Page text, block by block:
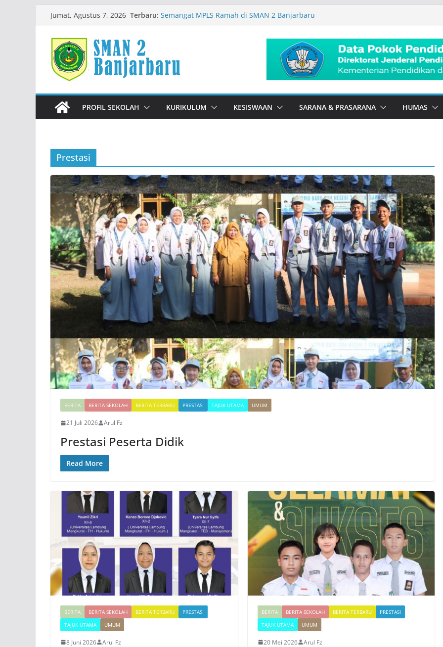
content
Jumat, Agustus 7, 2026 Terbaru: Semangat MPLS Ramah di SMAN 2 Banjarbaru
Siswa SMADA Belajar Seru Bareng Dosen Biologi FMIPA
ULM
PROFIL SEKOLAH KURIKULUM KESISWAAN SARANA & PRASARANA HUMAS
Prestasi
BERITA BERITA SEKOLAH BERITA TERBARU PRESTASI TAJUK UTAMA UMUM
21 Juli 2026 Arul Fz
Prestasi Peserta Didik
Read More
BERITA BERITA SEKOLAH BERITA TERBARU
PRESTASI
TAJUK UTAMA
UMUM
8 Juni 2026 Arul Fz
BERITA BERITA SEKOLAH BERITA TERBARU
PRESTASI
TAJUK UTAMA
UMUM
20 Mei 2026 Arul Fz